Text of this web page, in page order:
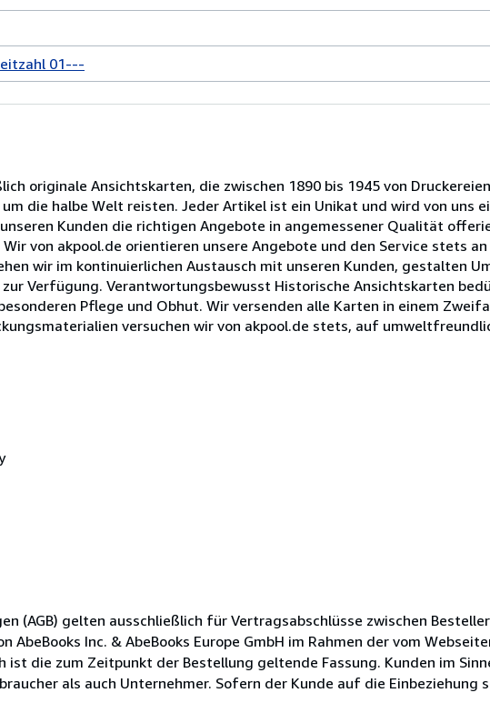
01---
originale Ansichtskarten, die zwischen 1890 bis 1945 von
die halbe Welt reisten. Jeder Artikel ist ein Unikat und wird von uns
Kunden die richtigen Angebote in angemessener Qualität
von akpool.de orientieren unsere Angebote und den Service stets an
wir im kontinuierlichen Austausch mit unseren Kunden, gestalten
Verfügung. Verantwortungsbewusst Historische Ansichtskarten
Pflege und Obhut. Wir versenden alle Karten in einem
versuchen wir von akpool.de stets, auf
(AGB) gelten ausschließlich für Vertragsabschlüsse zwischen
AbeBooks Inc. & AbeBooks Europe GmbH im Rahmen der vom
die zum Zeitpunkt der Bestellung geltende Fassung. Kunden im
als auch Unternehmer. Sofern der Kunde auf die Einbeziehung